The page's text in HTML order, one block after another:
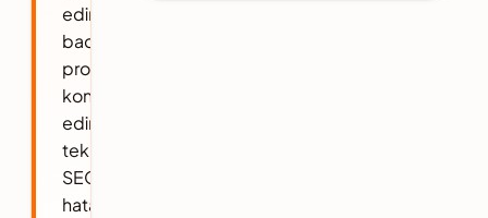
edin,
backlink
profilinizi
kontrol
edin,
teknik
SEO
hatalarını